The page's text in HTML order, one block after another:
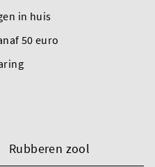
in huis
50 euro
Rubberen zool